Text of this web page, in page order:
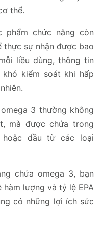
thể.
phẩm chức năng còn
sự nhận được bao
liều dùng, thông tin
kiểm soát khi hấp
3 thường không
mà được chứa trong
dầu từ các loại
chứa omega 3, bạn
lượng và tỷ lệ EPA
có những lợi ích sức